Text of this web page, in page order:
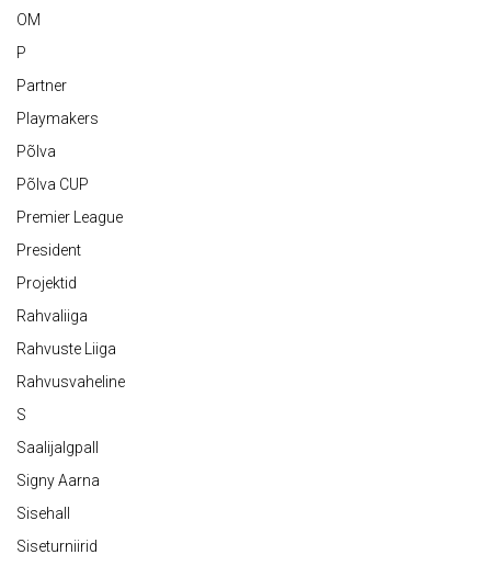
OM
P
Partner
Playmakers
Põlva
Põlva CUP
Premier League
President
Projektid
Rahvaliiga
Rahvuste Liiga
Rahvusvaheline
S
Saalijalgpall
Signy Aarna
Sisehall
Siseturniirid